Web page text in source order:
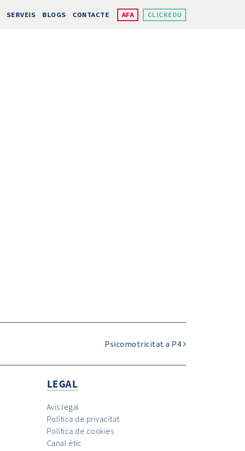
SERVEIS BLOGS CONTACTE AFA CLICKEDU
Psicomotricitat a P4
LEGAL
Avís legal
Política de privacitat
Política de cookies
Canal ètic